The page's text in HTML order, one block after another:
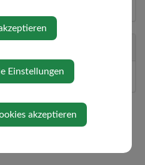
Einstellungen
akzeptieren